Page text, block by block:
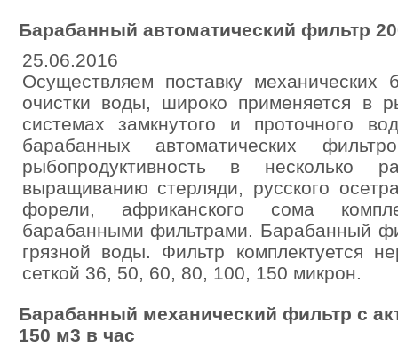
Барабанный автоматический фильтр
25.06.2016
Осуществляем поставку механических
очистки воды, широко применяется в
системах замкнутого и проточного
барабанных автоматических
рыбопродуктивность в несколько
выращиванию стерляди, русского
форели, африканского сома
барабанными фильтрами. Барабанный
грязной воды. Фильтр комплектуется
сеткой 36, 50, 60, 80, 100, 150 микрон.
Барабанный механический фильтр с
150 м3 в час